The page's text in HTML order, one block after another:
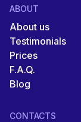
ABOUT
About us
Testimonials
Prices
F.A.Q.
Blog
CONTACTS